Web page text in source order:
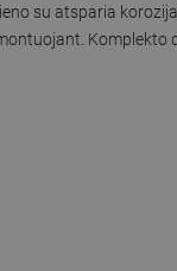
su atsparia